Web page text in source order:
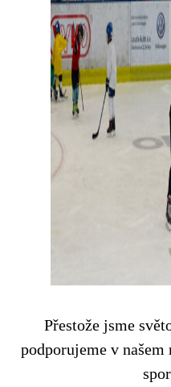
Přestože jsme
podporujeme v